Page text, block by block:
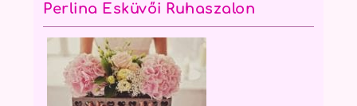
Perlina Esküvői Ruhaszalon